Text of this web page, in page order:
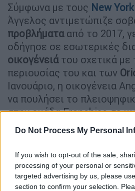
Do Not Process My Personal
If you wish to opt-out of the sale,
processing of your personal or
targeted advertising by us, please
section to confirm your selection.
Σύμφωνα με τους New
Άγγελος αντιμετώπιζε
προβλήματααπό το 2017,
οδήγησε σε εσωτερικές
οικογένειάτου σχετικά με
περιουσίας του και των
Ιανουάριο, η οικογένεια
να πουλήσει το
στην ομάδα Franchise σε
επενδυτών με επικεφαλής
David Rubenstein και τον
Orioles Cal Ripken Jr. Η
Baseball δεν έχει ακόμη
συμφωνία.